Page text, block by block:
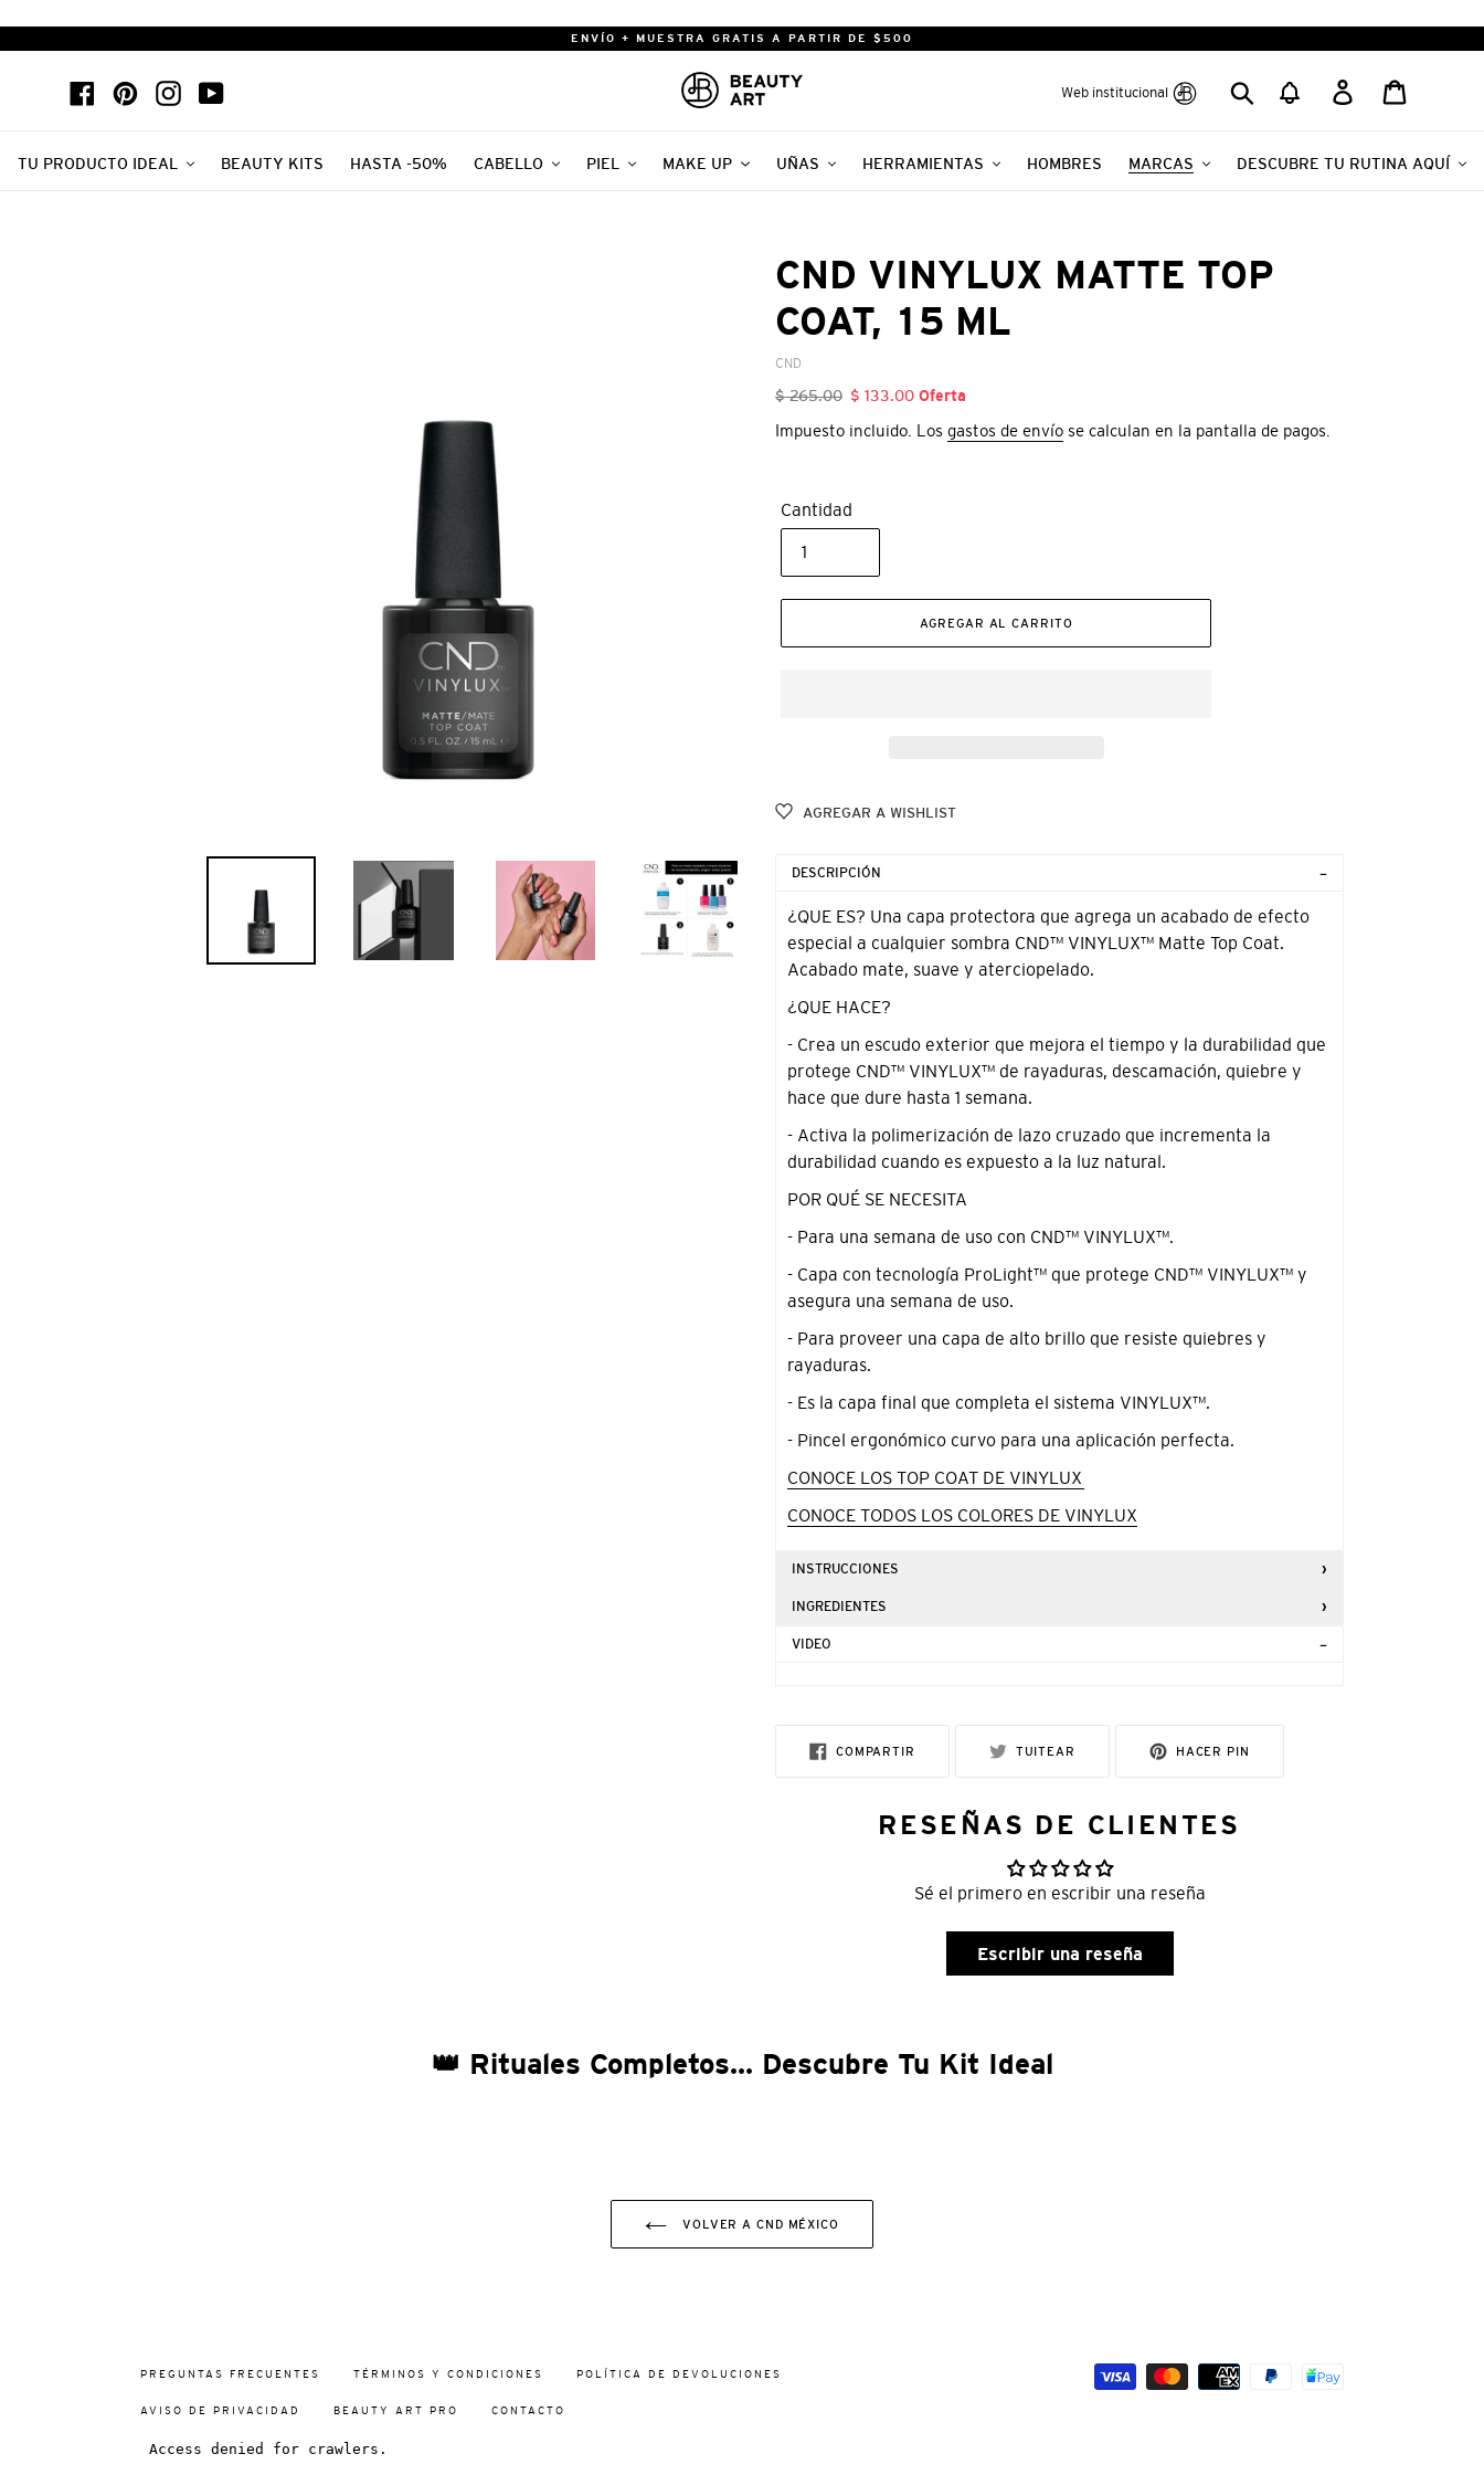
ENVÍO + MUESTRA GRATIS A PARTIR DE $500
FacebookPinterestInstagramYouTube Web institucional Buscar Ingresar
TU PRODUCTO IDEAL BEAUTY KITS HASTA -50% CABELLO PIEL MAKE UP UÑAS HERRAMIENTAS HOMBRES MARCAS DESCUBRE TU RUTINA AQUÍ
CND VINYLUX MATTE TOP
COAT, 15 ML
VENDEDOR
CND
Precio
$ 265.00 Precio
oferta
$ 133.00 Oferta
Impuesto incluido. Los gastos de envío se calculan en la pantalla de pagos.
Cantidad
AGREGAR AL CARRITO
AGREGAR A WISHLIST
tu
carrito
compra
DESCRIPCIÓN
¿QUE ES? Una capa protectora que agrega un acabado de efecto
especial a cualquier sombra CND™ VINYLUX™ Matte Top Coat.
Acabado mate, suave y aterciopelado.
¿QUE HACE?
- Crea un escudo exterior que mejora el tiempo y la durabilidad que
protege CND™ VINYLUX™ de rayaduras, descamación, quiebre y
hace que dure hasta 1 semana.
- Activa la polimerización de lazo cruzado que incrementa la
durabilidad cuando es expuesto a la luz natural.
POR QUÉ SE NECESITA
- Para una semana de uso con CND™ VINYLUX™.
- Capa con tecnología ProLight™ que protege CND™ VINYLUX™ y
asegura una semana de uso.
- Para proveer una capa de alto brillo que resiste quiebres y
rayaduras.
- Es la capa final que completa el sistema VINYLUX™.
- Pincel ergonómico curvo para una aplicación perfecta.
CONOCE LOS TOP COAT DE VINYLUX
CONOCE TODOS LOS COLORES DE VINYLUX
INSTRUCCIONES
INGREDIENTES
VIDEO
COMPARTIR COMPARTIR
TUITEAR HACER PIN
RESEÑAS DE CLIENTES
Sé el primero en escribir una reseña
Escribir una reseña
👑 Rituales Completos... Descubre Tu Kit Ideal
VOLVER A CND MÉXICO
PREGUNTAS FRECUENTES TÉRMINOS Y CONDICIONES POLÍTICA DE DEVOLUCIONES
AVISO DE PRIVACIDAD BEAUTY ART PRO CONTACTO